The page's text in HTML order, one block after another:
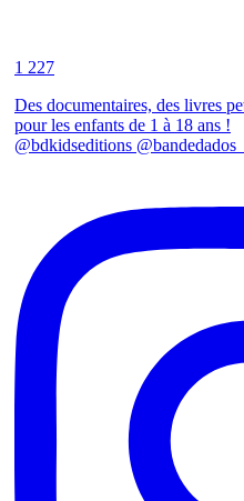
1 227
Des documentaires, des livres
pour les enfants de 1 à 18 ans !
@bdkidseditions